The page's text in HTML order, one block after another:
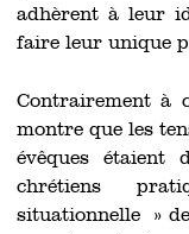
adhèrent à leur
faire leur unique
Contrairement à
montre que les
évêques
chrétiens
situationnelle »